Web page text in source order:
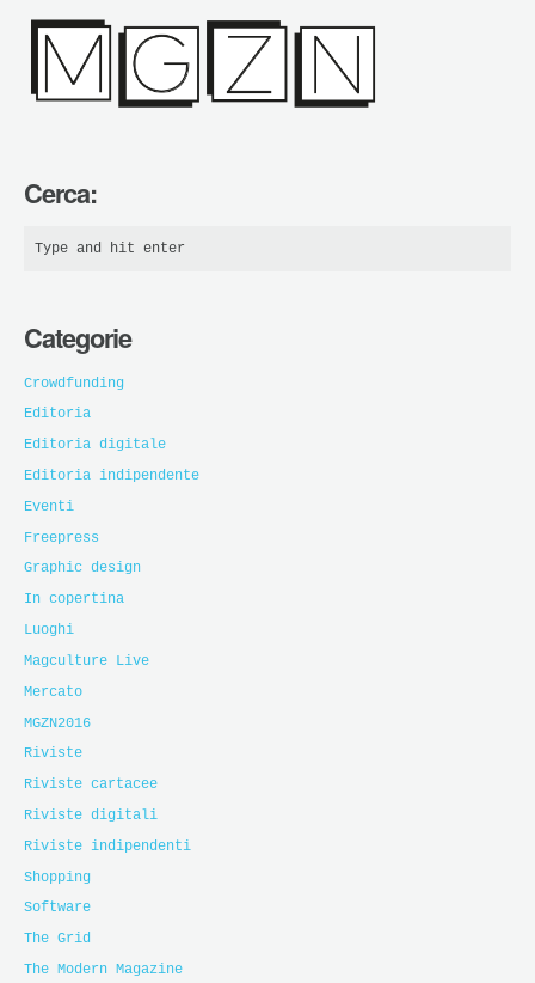
Cerca:
Categorie
Crowdfunding
Editoria
Editoria digitale
Editoria indipendente
Eventi
Freepress
Graphic design
In copertina
Luoghi
Magculture Live
Mercato
MGZN2016
Riviste
Riviste cartacee
Riviste digitali
Riviste indipendenti
Shopping
Software
The Grid
The Modern Magazine